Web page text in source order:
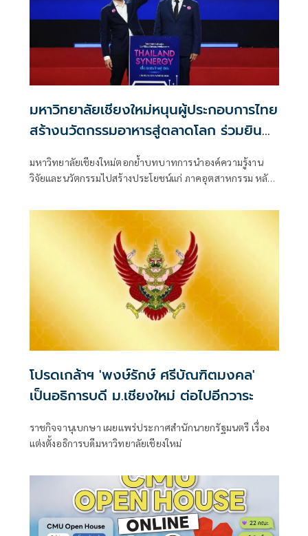
มหาวิทยาลัยเชียงใหม่หนุนผู้ประกอบการไทย
สร้างนวัตกรรมอาหารสู่ตลาดโลก ร่วมยินดี
ผลงานบริษัทไทยนิจิคว้ารางวัล
7Innovation Awards 2026
มหาวิทยาลัยเชียงใหม่ตอกย้ำบทบาทการนำองค์ความรู้งาน
วิจัยและนวัตกรรมไปสร้างประโยชน์แก่ ภาคอุตสาหกรรม หลัง
โปรดเกล้าฯ 'พงษ์รักษ์ ศรีบัณฑิตมงคล'
เป็นอธิการบดี ม.เชียงใหม่ ต่อไปอีกวาระ
ราชกิจจานุเบกษา เผยแพร่ประกาศสำนักนายกรัฐมนตรี เรื่อง
แต่งตั้งอธิการบดีมหาวิทยาลัยเชียงใหม่